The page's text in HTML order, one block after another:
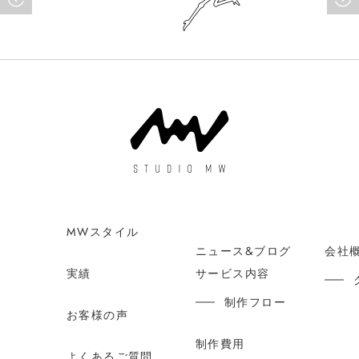
MWスタイル
実績
お客様の声
ニュース&ブログ
サービス内容
制作フロー
制作費用
会社